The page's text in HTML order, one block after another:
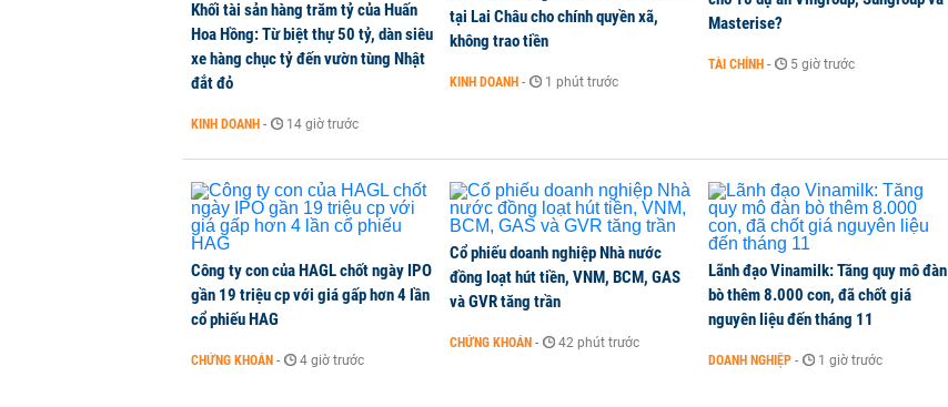
THỜI SỰ - 1 phút trước
VNPT nắm giữ hơn 62.000 tỷ đồng tiền mặt, ngang ngửa MWG
DOANH NGHIỆP - 1 phút trước
Khối tài sản hàng trăm tỷ của Huấn
Hoa Hồng: Từ biệt thự 50 tỷ, dàn siêu
xe hàng chục tỷ đến vườn tùng Nhật
đắt đỏ
KINH DOANH - 14 giờ trước
tại Lai Châu cho chính quyền xã,
không trao tiền
KINH DOANH - 1 phút trước
Masterise?
TÀI CHÍNH - 5 giờ trước
Công ty con của HAGL chốt ngày IPO
gần 19 triệu cp với giá gấp hơn 4 lần
cổ phiếu HAG
CHỨNG KHOÁN - 4 giờ trước
Cổ phiếu doanh nghiệp Nhà nước
đồng loạt hút tiền, VNM, BCM, GAS
và GVR tăng trần
CHỨNG KHOÁN - 42 phút trước
Lãnh đạo Vinamilk: Tăng quy mô đàn
bò thêm 8.000 con, đã chốt giá
nguyên liệu đến tháng 11
DOANH NGHIỆP - 1 giờ trước